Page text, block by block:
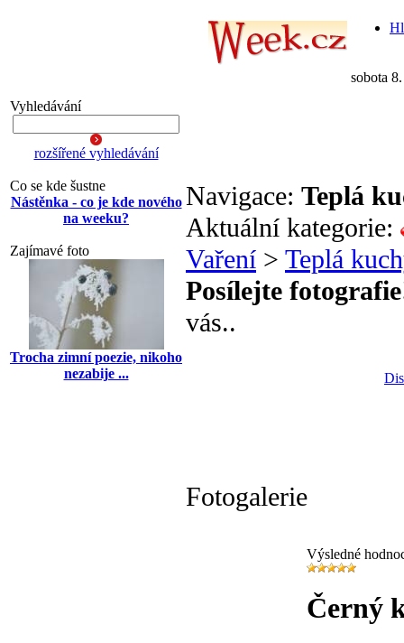
sobota
Vyhledávání
rozšířené vyhledávání
Co se kde šustne
Nástěnka - co je kde nového
na weeku?
Zajímavé foto
Trocha zimní poezie, nikoho
nezabije ...
Navigace: Teplá
Aktuální kategorie:
Vaření > Teplá
Posílejte
vás..
Fotogalerie
Výsledné
Černý